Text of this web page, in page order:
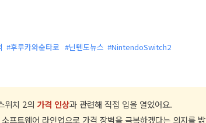
#후루카와슌타로 #닌텐도뉴스 #NintendoSwitch2
위치 2의 가격 인상과 관련해 직접 입을 열었어요.
프트웨어 라인업으로 가격 장벽을 극복하겠다는 의지를 밝